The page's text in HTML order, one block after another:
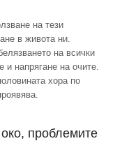
на тези
в живота ни.
на всички
и напрягане на очите.
хора по
проблемите